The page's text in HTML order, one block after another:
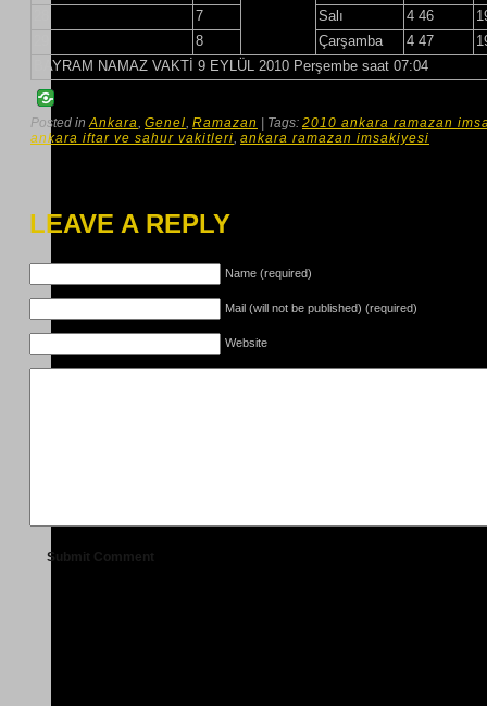
7 Salı 4 46
8 Çarşamba 4 47
BAYRAM NAMAZ VAKTİ 9 EYLÜL 2010 Perşembe saat 07:04
Posted inAnkara, Genel, Ramazan | Tags: 2010 ankara ramazan
ankara iftar ve sahur vakitleri, ankara ramazan imsakiyesi
LEAVE A REPLY
Name (required)
Mail (will not be published) (required)
Website